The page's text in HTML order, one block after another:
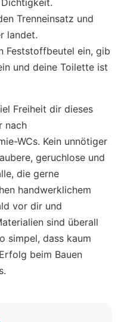
Trenneinsatz und
landet.
Feststoffbeutel ein, gib
und deine Toilette ist
Freiheit dir dieses
nach
WCs. Kein unnötiger
geruchlose und
die gerne
handwerklichem
vor dir und
sind überall
simpel, dass kaum
beim Bauen